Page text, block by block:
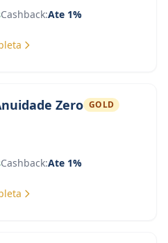
Cashback:Ate 1%
Zero GOLD
Cashback:Ate 1%